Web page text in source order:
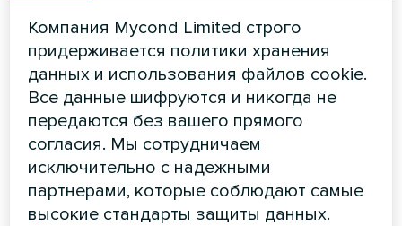
Дизайнерские фанкойлы
настенного монтажа серии
Silver Glass Wall
Новая серия дизайнерских фанкойлов Silver Glass
Wall разработана для исключительных интерьеров.
Компания Mycond Limited строго
придерживается политики хранения
данных и использования файлов cookie.
Все данные шифруются и никогда не
передаются без вашего прямого
согласия. Мы сотрудничаем
исключительно с надежными
партнерами, которые соблюдают самые
высокие стандарты защиты данных.